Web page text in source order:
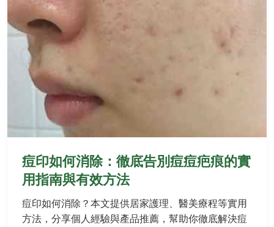
痘印如何消除：徹底告別痘痘疤痕的實
用指南與有效方法
痘印如何消除？本文提供居家護理、醫美療程等實用
方法，分享個人經驗與產品推薦，幫助你徹底解決痘